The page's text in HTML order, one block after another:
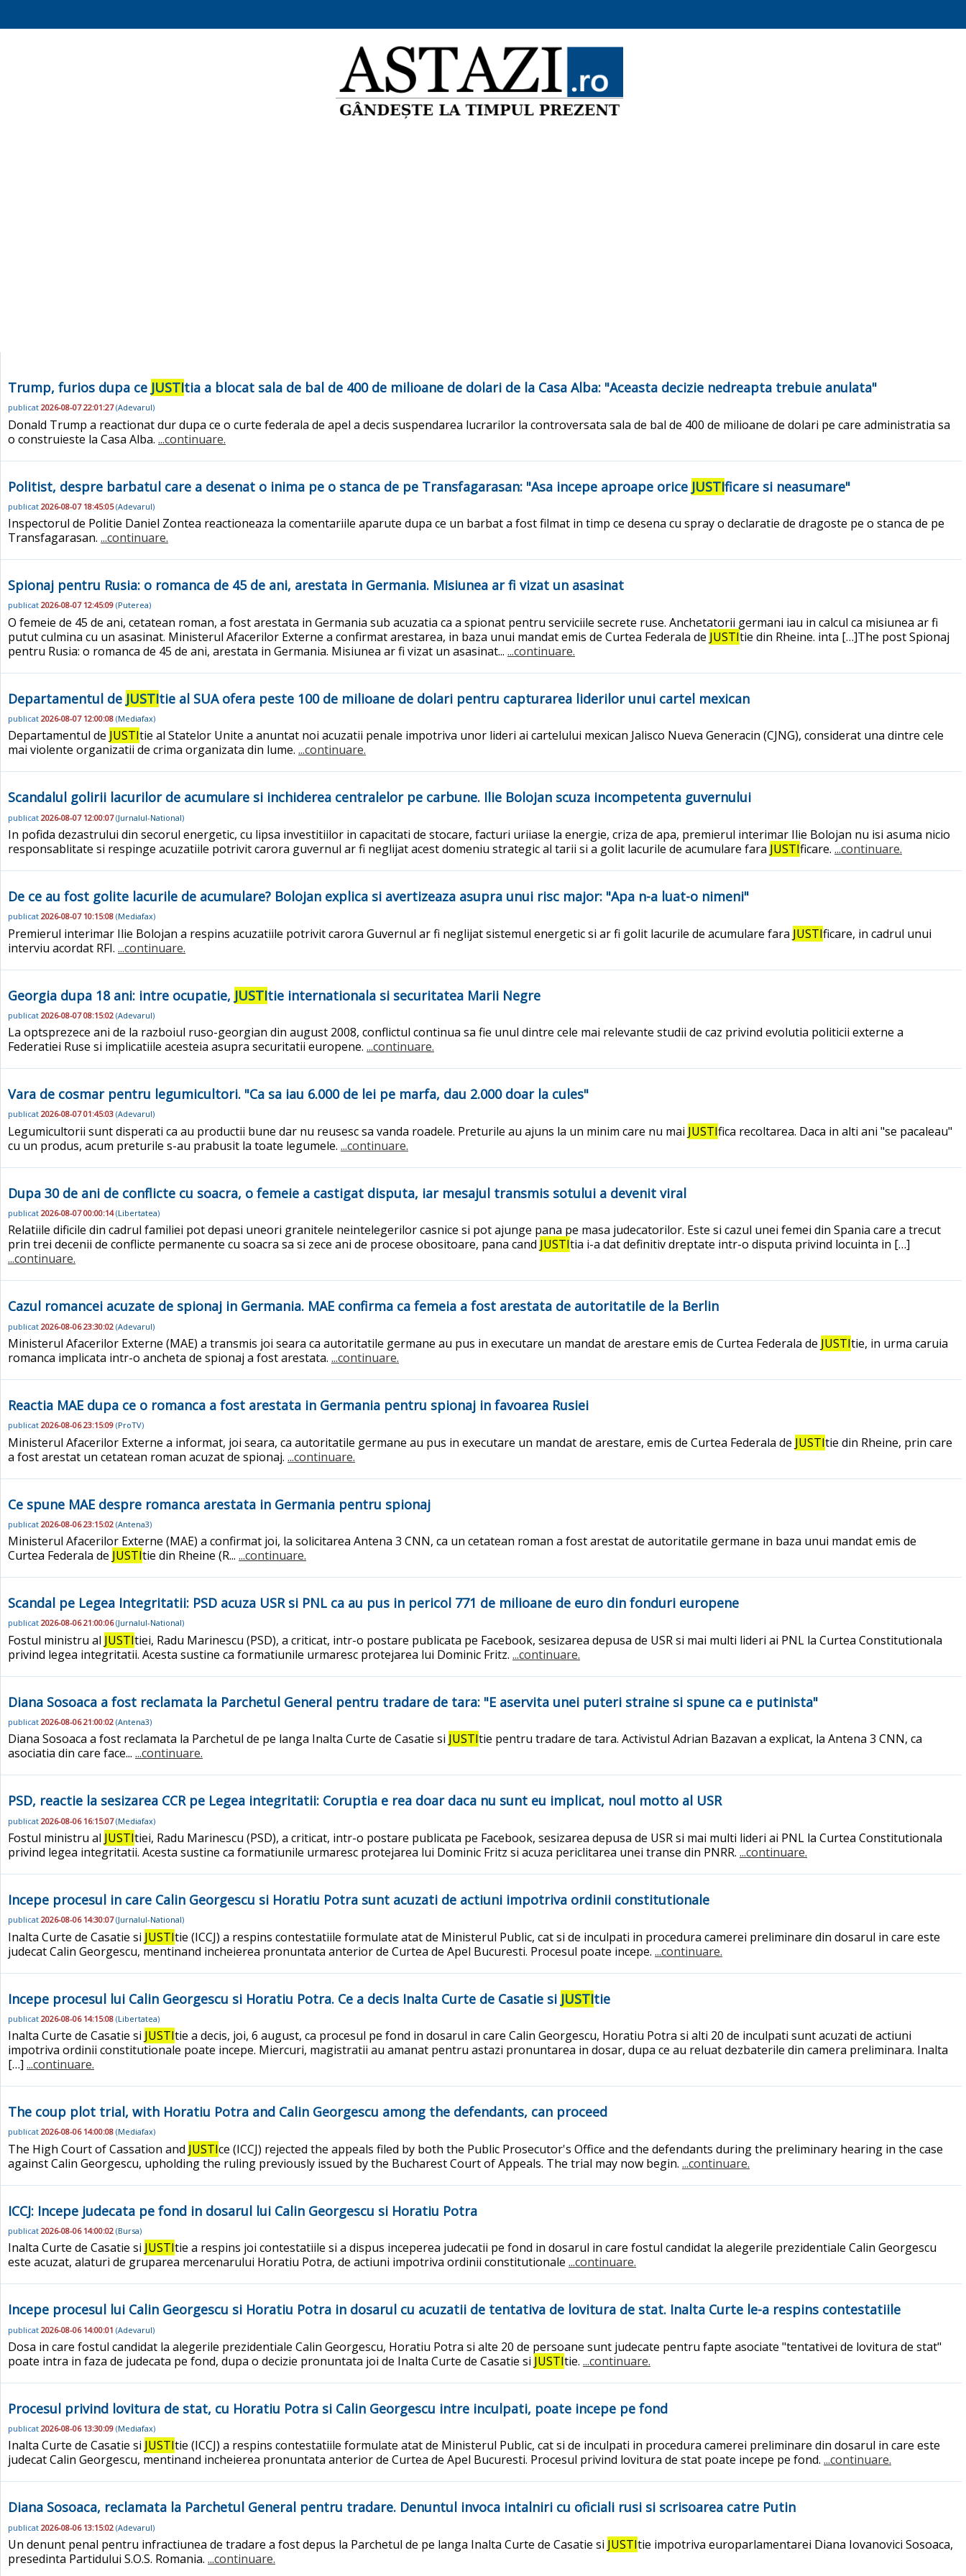
Trump, furios dupa ce JUSTItia a blocat sala de bal de 400 de milioane de dolari de la Casa Alba: "Aceasta decizie nedreapta trebuie anulata"
publicat 2026-08-07 22:01:27(Adevarul)
Donald Trump a reactionat dur dupa ce o curte federala de apel a decis suspendarea lucrarilor la controversata sala de bal de 400 de milioane de dolari pe care administratia sa
o construieste la Casa Alba. ...continuare.
Politist, despre barbatul care a desenat o inima pe o stanca de pe Transfagarasan: "Asa incepe aproape orice JUSTIficare si neasumare"
publicat 2026-08-07 18:45:05(Adevarul)
Inspectorul de Politie Daniel Zontea reactioneaza la comentariile aparute dupa ce un barbat a fost filmat in timp ce desena cu spray o declaratie de dragoste pe o stanca de pe
Transfagarasan. ...continuare.
Spionaj pentru Rusia: o romanca de 45 de ani, arestata in Germania. Misiunea ar fi vizat un asasinat
publicat 2026-08-07 12:45:09 (Puterea)
O femeie de 45 de ani, cetatean roman, a fost arestata in Germania sub acuzatia ca a spionat pentru serviciile secrete ruse. Anchetatorii germani iau in calcul ca misiunea ar fi
putut culmina cu un asasinat. Ministerul Afacerilor Externe a confirmat arestarea, in baza unui mandat emis de Curtea Federala de JUSTItie din Rheine. inta […]The post Spionaj
pentru Rusia: o romanca de 45 de ani, arestata in Germania. Misiunea ar fi vizat un asasinat... ...continuare.
Departamentul de JUSTItie al SUA ofera peste 100 de milioane de dolari pentru capturarea liderilor unui cartel mexican
publicat 2026-08-07 12:00:08 (Mediafax)
Departamentul de JUSTItie al Statelor Unite a anuntat noi acuzatii penale impotriva unor lideri ai cartelului mexican Jalisco Nueva Generacin (CJNG), considerat una dintre cele
mai violente organizatii de crima organizata din lume. ...continuare.
Scandalul golirii lacurilor de acumulare si inchiderea centralelor pe carbune. Ilie Bolojan scuza incompetenta guvernului
publicat 2026-08-07 12:00:07(Jurnalul-National)
In pofida dezastrului din secorul energetic, cu lipsa investitiilor in capacitati de stocare, facturi uriiase la energie, criza de apa, premierul interimar Ilie Bolojan nu isi asuma nicio
responsablitate si respinge acuzatiile potrivit carora guvernul ar fi neglijat acest domeniu strategic al tarii si a golit lacurile de acumulare fara JUSTIficare. ...continuare.
De ce au fost golite lacurile de acumulare? Bolojan explica si avertizeaza asupra unui risc major: "Apa n-a luat-o nimeni"
publicat 2026-08-07 10:15:08 (Mediafax)
Premierul interimar Ilie Bolojan a respins acuzatiile potrivit carora Guvernul ar fi neglijat sistemul energetic si ar fi golit lacurile de acumulare fara JUSTIficare, in cadrul unui
interviu acordat RFI. ...continuare.
Georgia dupa 18 ani: intre ocupatie, JUSTItie internationala si securitatea Marii Negre
publicat 2026-08-07 08:15:02 (Adevarul)
La optsprezece ani de la razboiul ruso-georgian din august 2008, conflictul continua sa fie unul dintre cele mai relevante studii de caz privind evolutia politicii externe a
Federatiei Ruse si implicatiile acesteia asupra securitatii europene. ...continuare.
Vara de cosmar pentru legumicultori. "Ca sa iau 6.000 de lei pe marfa, dau 2.000 doar la cules"
publicat 2026-08-07 01:45:03 (Adevarul)
Legumicultorii sunt disperati ca au productii bune dar nu reusesc sa vanda roadele. Preturile au ajuns la un minim care nu mai JUSTIfica recoltarea. Daca in alti ani "se pacaleau"
cu un produs, acum preturile s-au prabusit la toate legumele. ...continuare.
Dupa 30 de ani de conflicte cu soacra, o femeie a castigat disputa, iar mesajul transmis sotului a devenit viral
publicat 2026-08-07 00:00:14(Libertatea)
Relatiile dificile din cadrul familiei pot depasi uneori granitele neintelegerilor casnice si pot ajunge pana pe masa judecatorilor. Este si cazul unei femei din Spania care a trecut
prin trei decenii de conflicte permanente cu soacra sa si zece ani de procese obositoare, pana cand JUSTItia i-a dat definitiv dreptate intr-o disputa privind locuinta in […]
...continuare.
Cazul romancei acuzate de spionaj in Germania. MAE confirma ca femeia a fost arestata de autoritatile de la Berlin
publicat 2026-08-06 23:30:02 (Adevarul)
Ministerul Afacerilor Externe (MAE) a transmis joi seara ca autoritatile germane au pus in executare un mandat de arestare emis de Curtea Federala de JUSTItie, in urma caruia
romanca implicata intr-o ancheta de spionaj a fost arestata. ...continuare.
Reactia MAE dupa ce o romanca a fost arestata in Germania pentru spionaj in favoarea Rusiei
publicat 2026-08-06 23:15:09 (ProTV)
Ministerul Afacerilor Externe a informat, joi seara, ca autoritatile germane au pus in executare un mandat de arestare, emis de Curtea Federala de JUSTItie din Rheine, prin care
a fost arestat un cetatean roman acuzat de spionaj. ...continuare.
Ce spune MAE despre romanca arestata in Germania pentru spionaj
publicat 2026-08-06 23:15:02 (Antena3)
Ministerul Afacerilor Externe (MAE) a confirmat joi, la solicitarea Antena 3 CNN, ca un cetatean roman a fost arestat de autoritatile germane in baza unui mandat emis de
Curtea Federala de JUSTItie din Rheine (R... ...continuare.
Scandal pe Legea Integritatii: PSD acuza USR si PNL ca au pus in pericol 771 de milioane de euro din fonduri europene
publicat 2026-08-06 21:00:06(Jurnalul-National)
Fostul ministru al JUSTItiei, Radu Marinescu (PSD), a criticat, intr-o postare publicata pe Facebook, sesizarea depusa de USR si mai multi lideri ai PNL la Curtea Constitutionala
privind legea integritatii. Acesta sustine ca formatiunile urmaresc protejarea lui Dominic Fritz. ...continuare.
Diana Sosoaca a fost reclamata la Parchetul General pentru tradare de tara: "E aservita unei puteri straine si spune ca e putinista"
publicat 2026-08-06 21:00:02 (Antena3)
Diana Sosoaca a fost reclamata la Parchetul de pe langa Inalta Curte de Casatie si JUSTItie pentru tradare de tara. Activistul Adrian Bazavan a explicat, la Antena 3 CNN, ca
asociatia din care face... ...continuare.
PSD, reactie la sesizarea CCR pe Legea integritatii: Coruptia e rea doar daca nu sunt eu implicat, noul motto al USR
publicat 2026-08-06 16:15:07(Mediafax)
Fostul ministru al JUSTItiei, Radu Marinescu (PSD), a criticat, intr-o postare publicata pe Facebook, sesizarea depusa de USR si mai multi lideri ai PNL la Curtea Constitutionala
privind legea integritatii. Acesta sustine ca formatiunile urmaresc protejarea lui Dominic Fritz si acuza periclitarea unei transe din PNRR. ...continuare.
Incepe procesul in care Calin Georgescu si Horatiu Potra sunt acuzati de actiuni impotriva ordinii constitutionale
publicat 2026-08-06 14:30:07(Jurnalul-National)
Inalta Curte de Casatie si JUSTItie (ICCJ) a respins contestatiile formulate atat de Ministerul Public, cat si de inculpati in procedura camerei preliminare din dosarul in care este
judecat Calin Georgescu, mentinand incheierea pronuntata anterior de Curtea de Apel Bucuresti. Procesul poate incepe. ...continuare.
Incepe procesul lui Calin Georgescu si Horatiu Potra. Ce a decis Inalta Curte de Casatie si JUSTItie
publicat 2026-08-06 14:15:08 (Libertatea)
Inalta Curte de Casatie si JUSTItie a decis, joi, 6 august, ca procesul pe fond in dosarul in care Calin Georgescu, Horatiu Potra si alti 20 de inculpati sunt acuzati de actiuni
impotriva ordinii constitutionale poate incepe. Miercuri, magistratii au amanat pentru astazi pronuntarea in dosar, dupa ce au reluat dezbaterile din camera preliminara. Inalta
[…] ...continuare.
The coup plot trial, with Horatiu Potra and Calin Georgescu among the defendants, can proceed
publicat 2026-08-06 14:00:08 (Mediafax)
The High Court of Cassation and JUSTIce (ICCJ) rejected the appeals filed by both the Public Prosecutor's Office and the defendants during the preliminary hearing in the case
against Calin Georgescu, upholding the ruling previously issued by the Bucharest Court of Appeals. The trial may now begin. ...continuare.
ICCJ: Incepe judecata pe fond in dosarul lui Calin Georgescu si Horatiu Potra
publicat 2026-08-06 14:00:02 (Bursa)
Inalta Curte de Casatie si JUSTItie a respins joi contestatiile si a dispus inceperea judecatii pe fond in dosarul in care fostul candidat la alegerile prezidentiale Calin Georgescu
este acuzat, alaturi de gruparea mercenarului Horatiu Potra, de actiuni impotriva ordinii constitutionale ...continuare.
Incepe procesul lui Calin Georgescu si Horatiu Potra in dosarul cu acuzatii de tentativa de lovitura de stat. Inalta Curte le-a respins contestatiile
publicat 2026-08-06 14:00:01 (Adevarul)
Dosa in care fostul candidat la alegerile prezidentiale Calin Georgescu, Horatiu Potra si alte 20 de persoane sunt judecate pentru fapte asociate "tentativei de lovitura de stat"
poate intra in faza de judecata pe fond, dupa o decizie pronuntata joi de Inalta Curte de Casatie si JUSTItie. ...continuare.
Procesul privind lovitura de stat, cu Horatiu Potra si Calin Georgescu intre inculpati, poate incepe pe fond
publicat 2026-08-06 13:30:09 (Mediafax)
Inalta Curte de Casatie si JUSTItie (ICCJ) a respins contestatiile formulate atat de Ministerul Public, cat si de inculpati in procedura camerei preliminare din dosarul in care este
judecat Calin Georgescu, mentinand incheierea pronuntata anterior de Curtea de Apel Bucuresti. Procesul privind lovitura de stat poate incepe pe fond. ...continuare.
Diana Sosoaca, reclamata la Parchetul General pentru tradare. Denuntul invoca intalniri cu oficiali rusi si scrisoarea catre Putin
publicat 2026-08-06 13:15:02 (Adevarul)
Un denunt penal pentru infractiunea de tradare a fost depus la Parchetul de pe langa Inalta Curte de Casatie si JUSTItie impotriva europarlamentarei Diana Iovanovici Sosoaca,
presedinta Partidului S.O.S. Romania. ...continuare.